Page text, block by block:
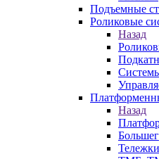
Подъемные
Роликовые
Назад
Назад